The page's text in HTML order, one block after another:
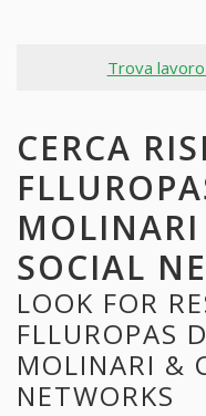
Trova
CERCA
SOCIAL
LOOK FOR
FLLUROPAS
MOLINARI &
NETWORKS